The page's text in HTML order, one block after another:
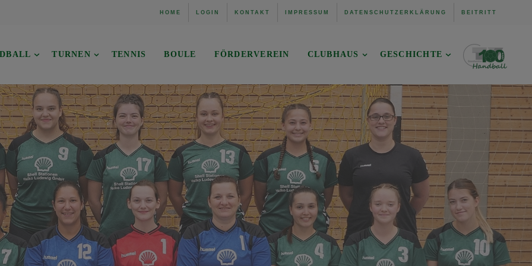
HOME LOGIN KONTAKT IMPRESSUM DATENSCHUTZERKLÄRUNG BEITRITT
TURNEN TENNIS BOULE FÖRDERVEREIN CLUBHAUS GESCHICHTE